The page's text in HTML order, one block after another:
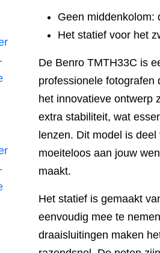
Geen middenkolom:
Het statief voor het
De Benro TMTH33C is
professionele fotografen
het innovatieve ontwerp
extra stabiliteit, wat
lenzen. Dit model is
moeiteloos aan jouw
maakt.
Het statief is gemaakt
eenvoudig mee te
draaisluitingen maken